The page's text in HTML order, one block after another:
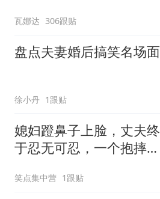
瓦娜达 306跟贴
盘点夫妻婚后搞笑名场面
徐小丹 1跟贴
媳妇蹬鼻子上脸，丈夫终
于忍无可忍，一个抱摔瞬
笑点集中营 1跟贴